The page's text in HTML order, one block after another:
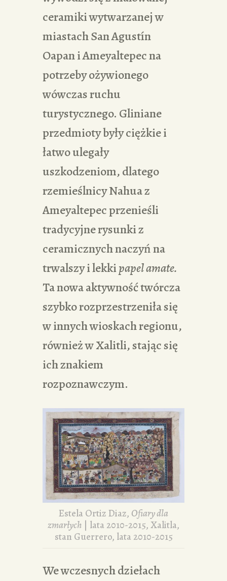
ceramiki wytwarzanej w
miastach San Agustín
Oapan i Ameyaltepec na
potrzeby ożywionego
wówczas ruchu
turystycznego. Gliniane
przedmioty były ciężkie i
łatwo ulegały
uszkodzeniom, dlatego
rzemieślnicy Nahua z
Ameyaltepec przenieśli
tradycyjne rysunki z
ceramicznych naczyń na
trwalszy i lekkipapel amate.
Ta nowa aktywność twórcza
szybko rozprzestrzeniła się
w innych wioskach regionu,
również w Xalitli, stając się
ich znakiem
rozpoznawczym.
Estela Ortiz Diaz, Ofiary dla
zmarłych | lata 2010-2015, Xalitla,
stan Guerrero, lata 2010-2015
We wczesnych dziełach